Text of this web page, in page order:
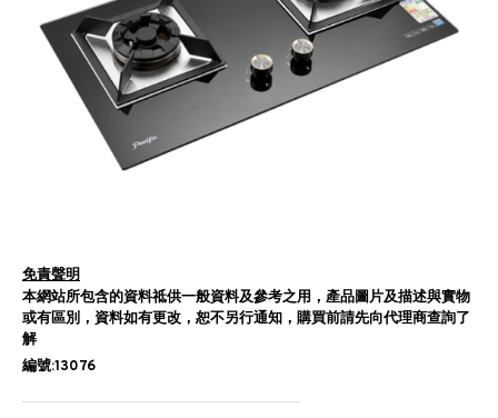
免責聲明
本網站所包含的資料祗供一般資料及參考之用，產品圖片及描述與實物
或有區別，資料如有更改，恕不另行通知，購買前請先向代理商查詢了
解
編號:13076